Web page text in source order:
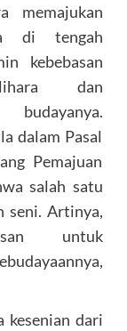
memajukan
di tengah
kebebasan
dan
dalam Pasal
Pemajuan
salah satu
seni. Artinya,
untuk
kesenian dari